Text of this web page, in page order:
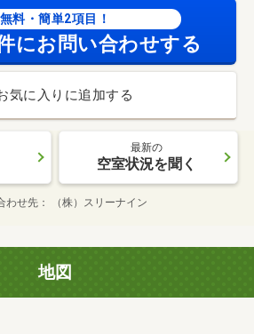
無料・簡単2項目！
にお問い合わせする
気に入りに追加する
最新の
空室状況を聞く
わせ先 （株）スリーナイン
地図